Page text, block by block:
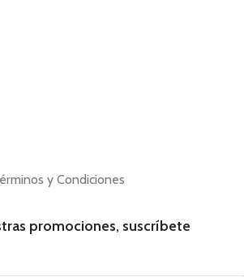
y Condiciones
promociones, suscríbete